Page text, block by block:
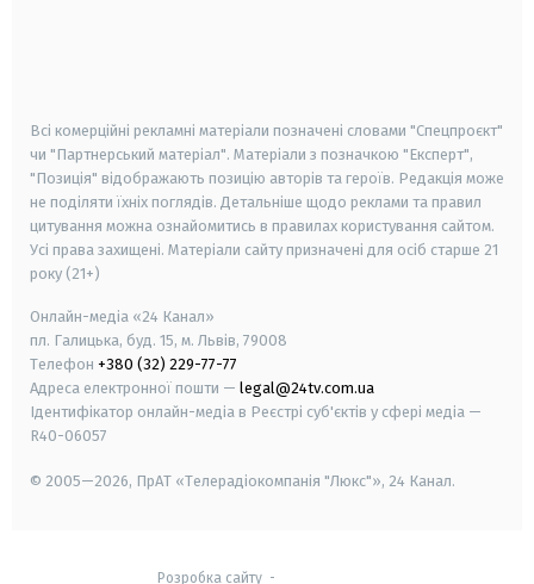
Всі комерційні рекламні матеріали позначені словами "Спецпроєкт"
чи "Партнерський матеріал". Матеріали з позначкою "Експерт",
"Позиція" відображають позицію авторів та героїв. Редакція може
не поділяти їхніх поглядів. Детальніше щодо реклами та правил
цитування можна ознайомитись в правилах користування сайтом.
Усі права захищені. Матеріали сайту призначені для осіб старше 21
року (21+)
Онлайн-медіа «24 Канал»
пл. Галицька, буд. 15, м. Львів, 79008
Телефон +380 (32) 229-77-77
Адреса електронної пошти — legal@24tv.com.ua
Ідентифікатор онлайн-медіа в Реєстрі суб'єктів у сфері медіа —
R40-06057
© 2005—2026, ПрАТ «Телерадіокомпанія "Люкс"», 24 Канал.
Розробка сайту-